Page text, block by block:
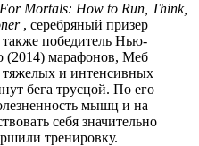
Mortals: How to Run, Think,
, серебряный призер
также победитель Нью-
(2014) марафонов, Меб
тяжелых и интенсивных
бега трусцой. По его
мышц и на
себя значительно
тренировку.